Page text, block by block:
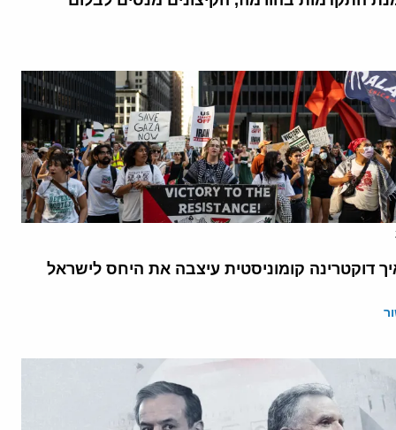
דוקטרינה קומוניסטית עיצבה את היחס לישראל